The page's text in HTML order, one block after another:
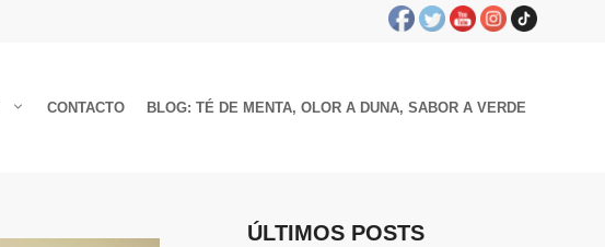
CONTACTO BLOG: TÉ DE MENTA, OLOR A DUNA, SABOR A VERDE
ÚLTIMOS POSTS